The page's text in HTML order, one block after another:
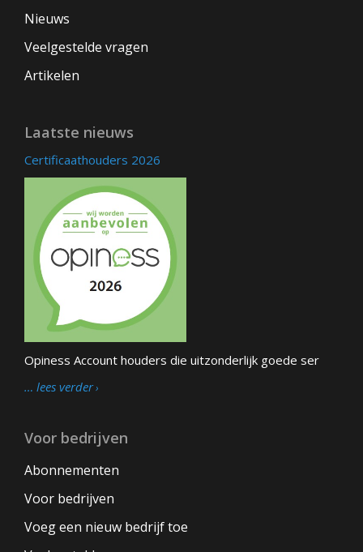
Nieuws
Veelgestelde vragen
Artikelen
Laatste nieuws
Certificaathouders 2026
Opiness Account houders die uitzonderlijk goede ser
… lees verder
Voor bedrijven
Abonnementen
Voor bedrijven
Voeg een nieuw bedrijf toe